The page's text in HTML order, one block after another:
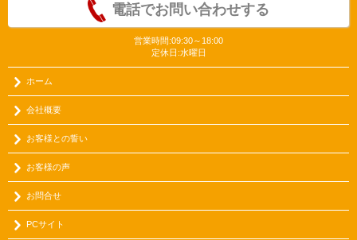
電話でお問い合わせする
営業時間:09:30～18:00
定休日:水曜日
ホーム
会社概要
お客様との誓い
お客様の声
お問合せ
PCサイト